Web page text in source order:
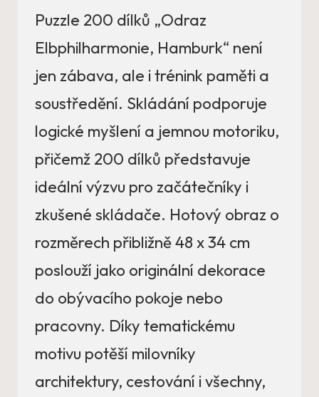
Puzzle 200 dílků „Odraz
Elbphilharmonie, Hamburk“ není
jen zábava, ale i trénink paměti a
soustředění. Skládání podporuje
logické myšlení a jemnou motoriku,
přičemž 200 dílků představuje
ideální výzvu pro začátečníky i
zkušené skládače. Hotový obraz o
rozměrech přibližně 48 x 34 cm
poslouží jako originální dekorace
do obývacího pokoje nebo
pracovny. Díky tematickému
motivu potěší milovníky
architektury, cestování i všechny,